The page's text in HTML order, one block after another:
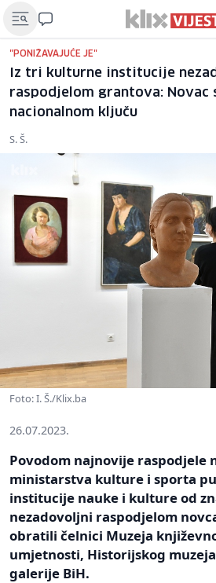
"PONIŽAVAJUĆE JE"
Iz tri kulturne institucije
raspodjelom grantova: Novac
nacionalnom ključu
S. Š.
Foto: I. Š./Klix.ba
26.07.2023.
Povodom najnovije raspodjele
ministarstva kulture i sporta
institucije nauke i kulture od
nezadovoljni raspodjelom
obratili čelnici Muzeja
umjetnosti, Historijskog
galerije BiH.